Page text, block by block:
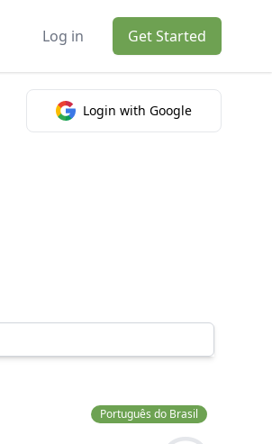
Log in Get Started
Login with Google
Português do Brasil